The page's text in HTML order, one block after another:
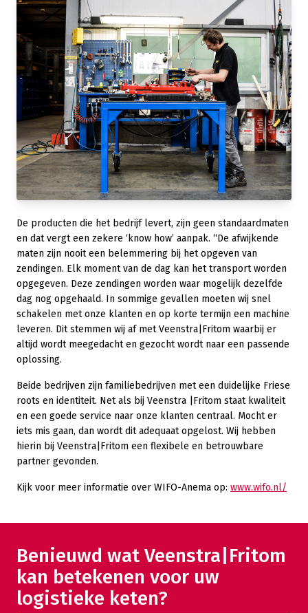
De producten die het bedrijf levert, zijn geen standaardmaten
en dat vergt een zekere ‘know how’ aanpak. “De afwijkende
maten zijn nooit een belemmering bij het opgeven van
zendingen. Elk moment van de dag kan het transport worden
opgegeven. Deze zendingen worden waar mogelijk dezelfde
dag nog opgehaald. In sommige gevallen moeten wij snel
schakelen met onze klanten en op korte termijn een machine
leveren. Dit stemmen wij af met Veenstra|Fritom waarbij er
altijd wordt meegedacht en gezocht wordt naar een passende
oplossing.
Beide bedrijven zijn familiebedrijven met een duidelijke Friese
roots en identiteit. Net als bij Veenstra |Fritom staat kwaliteit
en een goede service naar onze klanten centraal. Mocht er
iets mis gaan, dan wordt dit adequaat opgelost. Wij hebben
hierin bij Veenstra|Fritom een flexibele en betrouwbare
partner gevonden.
Kijk voor meer informatie over WIFO-Anema op: www.wifo.nl/
Benieuwd wat Veenstra|Fritom
kan betekenen voor uw
logistieke keten?